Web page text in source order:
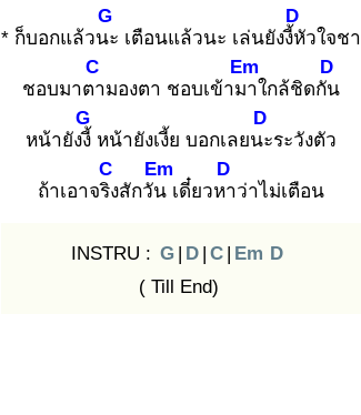
* ก็บอกแล้วนะ
G
เตือนแล้วนะ เล่นยังงี้หั
D
วใจชา
ชอบมาตา
C
มองตา ชอบเข้ามา
Em
ใกล้ชิดกัน
D
หน้ายังงี้
G
หน้ายังเงี้ย บอกเลยนะ
D
ระวังตัว
ถ้าเอาจริง
C
สักวัน
Em
เดี๋ยวหา
D
ว่าไม่เตือน
INSTRU : G | D | C | Em D
( Till End)